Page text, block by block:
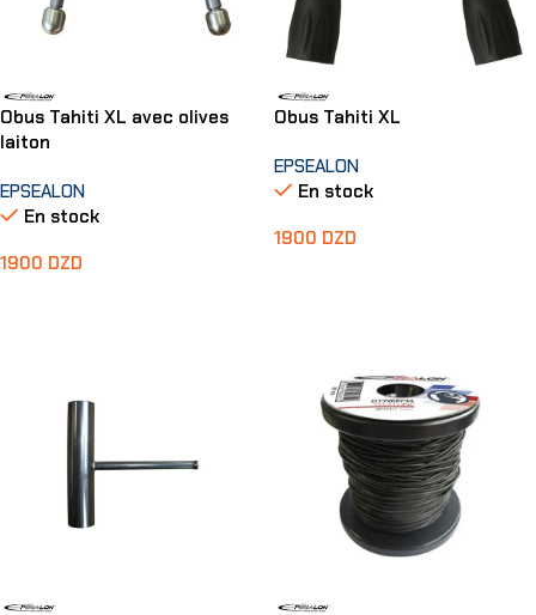
Obus Tahiti XL avec olives
laiton
EPSEALON
En stock
1900 DZD
Obus Tahiti XL
EPSEALON
En stock
1900 DZD